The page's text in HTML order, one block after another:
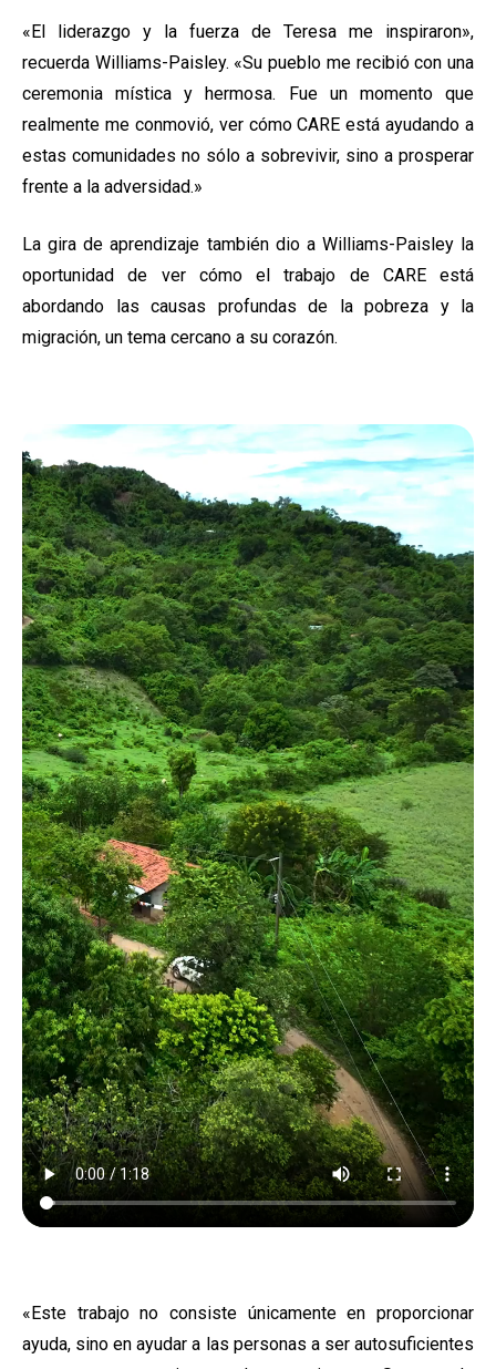
«El liderazgo y la fuerza de Teresa me inspiraron»,
recuerda Williams-Paisley. «Su pueblo me recibió con una
ceremonia mística y hermosa. Fue un momento que
realmente me conmovió, ver cómo CARE está ayudando a
estas comunidades no sólo a sobrevivir, sino a prosperar
frente a la adversidad.»
La gira de aprendizaje también dio a Williams-Paisley la
oportunidad de ver cómo el trabajo de CARE está
abordando las causas profundas de la pobreza y la
migración, un tema cercano a su corazón.
«Este trabajo no consiste únicamente en proporcionar
ayuda, sino en ayudar a las personas a ser autosuficientes